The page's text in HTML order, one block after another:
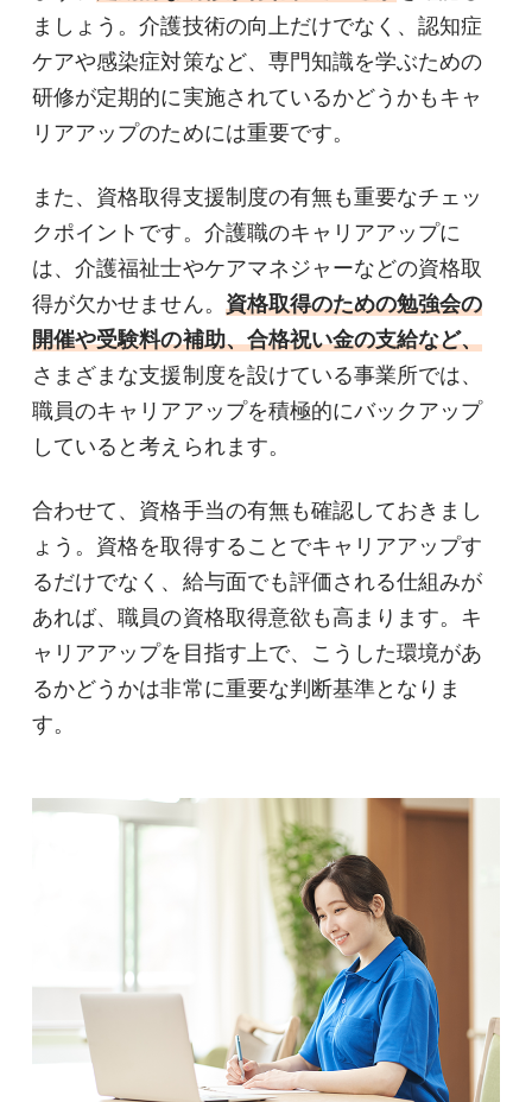
ましょう。介護技術の向上だけでなく、認知症
ケアや感染症対策など、専門知識を学ぶための
研修が定期的に実施されているかどうかもキャ
リアアップのためには重要です。
また、資格取得支援制度の有無も重要なチェッ
クポイントです。介護職のキャリアアップに
は、介護福祉士やケアマネジャーなどの資格取
得が欠かせません。 資格取得のための勉強会の
開催や受験料の補助、合格祝い金の支給など、
さまざまな支援制度を設けている事業所では、
職員のキャリアアップを積極的にバックアップ
していると考えられます。
合わせて、資格手当の有無も確認しておきまし
ょう。資格を取得することでキャリアアップす
るだけでなく、給与面でも評価される仕組みが
あれば、職員の資格取得意欲も高まります。キ
ャリアアップを目指す上で、こうした環境があ
るかどうかは非常に重要な判断基準となりま
す。